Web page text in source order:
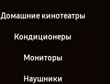
Домашние кинотеатры
Кондиционеры
Мониторы
Наушники